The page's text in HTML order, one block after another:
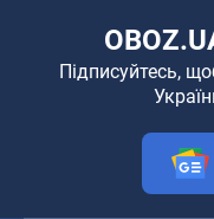
Підписуйтесь,